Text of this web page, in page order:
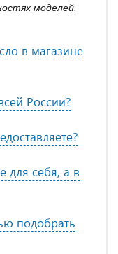
моделей.
в магазине
России?
для себя, а в
подобрать